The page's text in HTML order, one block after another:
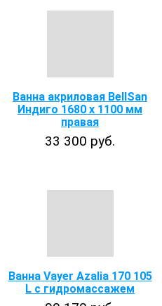
Ванна акриловая BellSan
Индиго 1680 х 1100 мм
правая
33 300 руб.
Ванна Vayer Azalia 170 105
L с гидромассажем